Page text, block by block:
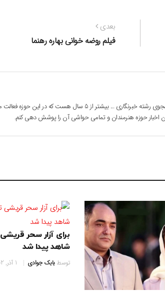
بعدی
بعدی:
فیلم روضه خوانی بهاره رهنما
بابک جوادی هستم . 28 ساله دانشجوی رشته خبرنگاری ... بیشتر از 5 سال هست که در
اخبار حوزه هنرمندان و تمامی حواشی آن را پوشش دهی کنم.
برای آزار سحر
شاهد پیدا شد
توسطبابک جوادی 1 آذر, 1402